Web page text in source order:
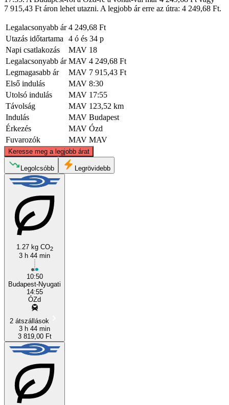
7 915,43 Ft áron lehet utazni. A legjobb ár erre az útra: 4 249,68 Ft.
Legalacsonyabb ár 4 249,68 Ft
Utazás időtartama
4 ó és 34 p
Napi csatlakozás
MAV 18
Legalacsonyabb ár MAV 4 249,68 Ft
Legmagasabb ár
MAV 7 915,43 Ft
Első indulás
MAV 8:30
Utolsó indulás
MAV 17:55
Távolság
MAV 123,52 km
Indulás
MAV Budapest
Érkezés
MAV Ózd
Fuvarozók
MAV MAV
Keresse meg a legjobb árat
Legolcsóbb Legrövidebb
1.27 kg CO2
3 h 44 min
10:50
Budapest-Nyugati
14:55
ÓZd
2 átszállások
3 h 44 min
3 819,00 Ft